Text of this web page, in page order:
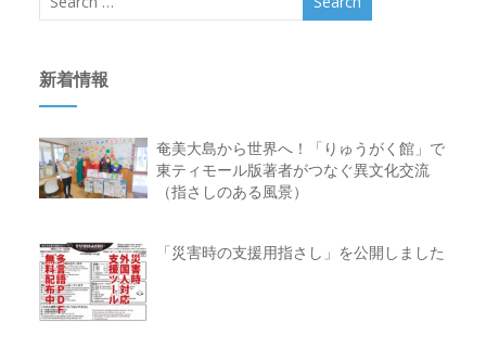
新着情報
奄美大島から世界へ！「りゅうがく館」で
東ティモール版著者がつなぐ異文化交流
（指さしのある風景）
「災害時の支援用指さし」を公開しました